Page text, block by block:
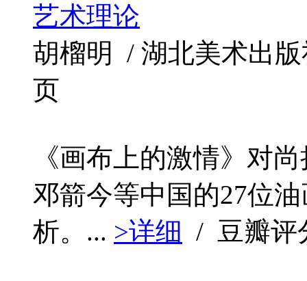
艺术理论
胡榴明 / 湖北美术出
页
《画布上的激情》对
邓箭今等中国的27位
析。... >详细 / 豆瓣